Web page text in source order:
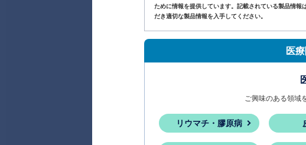
ために情報を提供しています。記載されている製品情
だき適切な製品情報を入手してください。
医
ご興味のある領域
リウマチ・膠原病